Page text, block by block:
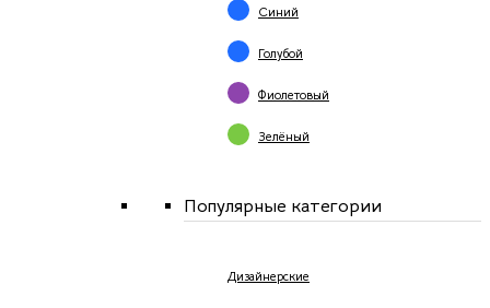
Синий
Голубой
Фиолетовый
Зелёный
Популярные категории
Дизайнерские